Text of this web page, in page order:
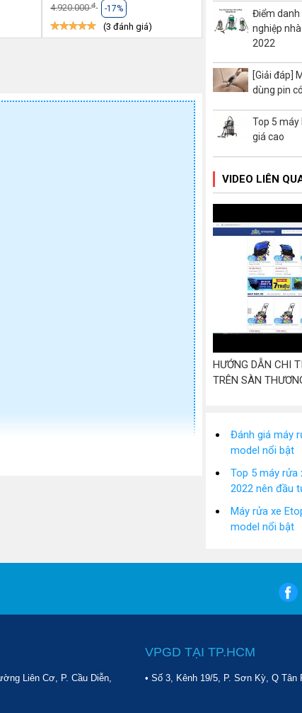
4.920.000đ -17%
(3 đánh giá)
2320W (1)
3262W (2)
7500W (2)
35L (11)
40L (16)
42L (1)
45L (3)
5L (2)
60L (22)
62L (14)
63L (2)
72L (3)
78L (3)
80L (41)
82L (1)
90L (9)
50L (1)
Điểm danh
nghiệp
2022
[Giải đáp]
dùng pin
Top 5 máy
giá cao
VIDEO LIÊN
HƯỚNG DẪN CHI
TRÊN SÀN
Đánh giá máy
model nổi bật
Top 5 máy rửa
2022 nên đầu
Máy rửa xe
model nổi bật
Liên Cơ, P. Cầu Diễn,
VPGD TẠI TP.HCM
• Số 3, Kênh 19/5, P. Sơn Kỳ, Q Tân